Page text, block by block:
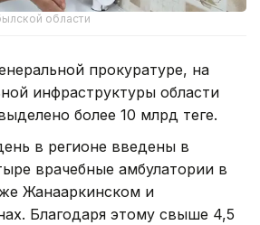
области
прокуратуре, на
инфраструктуры области
более 10 млрд теңге.
в регионе введены в
врачебные амбулатории в
Жанааркинском и
Благодаря этому свыше 4,5